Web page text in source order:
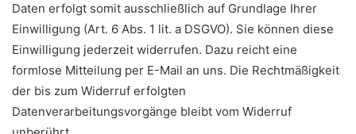
Daten erfolgt somit ausschließlich auf Grundlage Ihrer
Einwilligung (Art. 6 Abs. 1 lit. a DSGVO). Sie können diese
Einwilligung jederzeit widerrufen. Dazu reicht eine
formlose Mitteilung per E-Mail an uns. Die Rechtmäßigkeit
der bis zum Widerruf erfolgten
Datenverarbeitungsvorgänge bleibt vom Widerruf